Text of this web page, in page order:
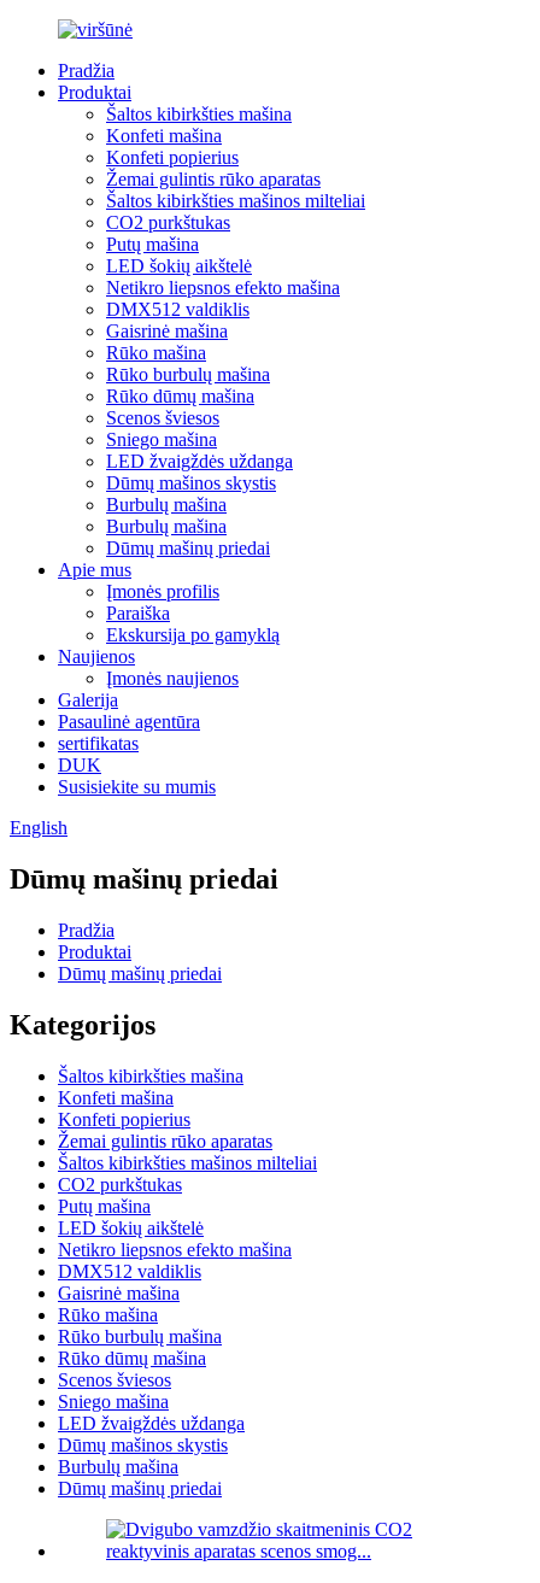
Pradžia
Produktai
Šaltos kibirkšties mašina
Konfeti mašina
Konfeti popierius
Žemai gulintis rūko aparatas
Šaltos kibirkšties mašinos milteliai
CO2 purkštukas
Putų mašina
LED šokių aikštelė
Netikro liepsnos efekto mašina
DMX512 valdiklis
Gaisrinė mašina
Rūko mašina
Rūko burbulų mašina
Rūko dūmų mašina
Scenos šviesos
Sniego mašina
LED žvaigždės uždanga
Dūmų mašinos skystis
Burbulų mašina
Burbulų mašina
Dūmų mašinų priedai
Apie mus
Įmonės profilis
Paraiška
Ekskursija po gamyklą
Naujienos
Įmonės naujienos
Galerija
Pasaulinė agentūra
sertifikatas
DUK
Susisiekite su mumis
English
Dūmų mašinų priedai
Pradžia
Produktai
Dūmų mašinų priedai
Kategorijos
Šaltos kibirkšties mašina
Konfeti mašina
Konfeti popierius
Žemai gulintis rūko aparatas
Šaltos kibirkšties mašinos milteliai
CO2 purkštukas
Putų mašina
LED šokių aikštelė
Netikro liepsnos efekto mašina
DMX512 valdiklis
Gaisrinė mašina
Rūko mašina
Rūko burbulų mašina
Rūko dūmų mašina
Scenos šviesos
Sniego mašina
LED žvaigždės uždanga
Dūmų mašinos skystis
Burbulų mašina
Dūmų mašinų priedai